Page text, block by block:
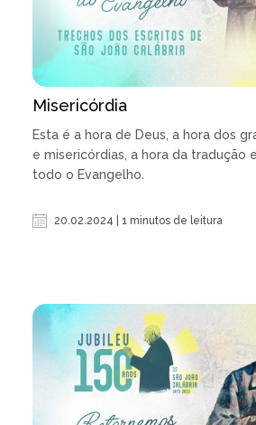
Misericórdia
Esta é a hora de Deus, a hora dos
e misericórdias, a hora da tradução
todo o Evangelho.
20.02.2024 | 1 minutos de leitura